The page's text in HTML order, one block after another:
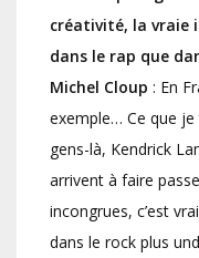
créativité, la vraie
dans le rap que
Michel Cloup : En
exemple… Ce que
gens-là, Kendrick
arrivent à faire
incongrues, c’est
dans le rock plus